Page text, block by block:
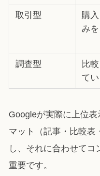
取引型
購
み
調査型
比
て
Googleが実際に上位
マット（記事・比較表
し、それに合わせて
重要です。